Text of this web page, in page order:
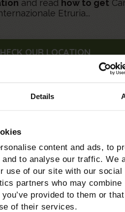
Details
content and ads, to
to analyse our traffic. We
use of our site with our social
partners who may combine
provided to them or that
of their services.
and read how to get
Etruria...
OUR LOCATION
della
the quality of the sea and